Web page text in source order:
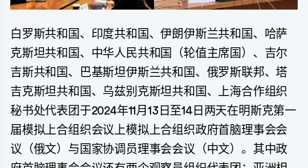
白罗斯共和国、印度共和国、伊朗伊斯兰共和国、哈萨
克斯坦共和国、中华人民共和国（轮值主席国）、吉尔
吉斯共和国、巴基斯坦伊斯兰共和国、俄罗斯联邦、塔
吉克斯坦共和国、乌兹别克斯坦共和国、上海合作组织
秘书处代表团于2024年11月13日至14日两天在明斯克第一
届模拟上合组织会议上模拟上合组织政府首脑理事会会
议（俄文）与国家协调员理事会会议（中文）。其中政